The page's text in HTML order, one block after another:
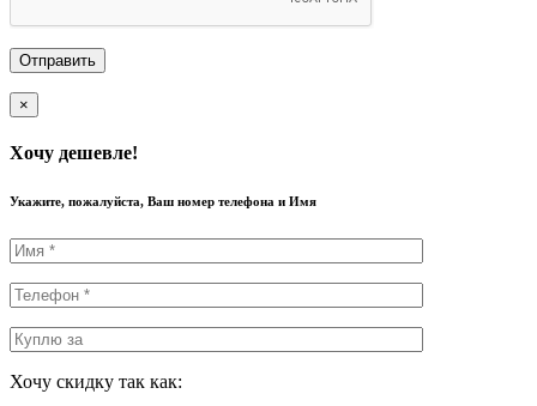
×
Хочу дешевле!
Укажите, пожалуйста, Ваш номер телефона и Имя
Хочу скидку так как: